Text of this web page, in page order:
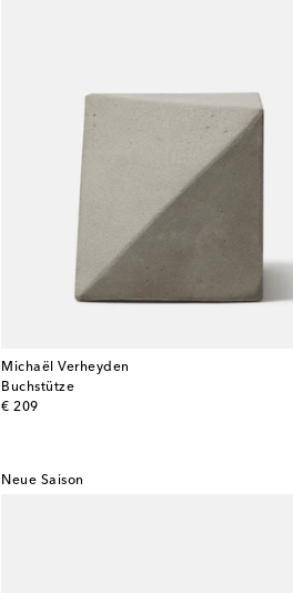
Michaël Verheyden
Buchstütze
€ 209
original price
Neue Saison